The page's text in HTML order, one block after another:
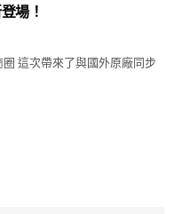
場！
這次帶來了與國外原廠同步